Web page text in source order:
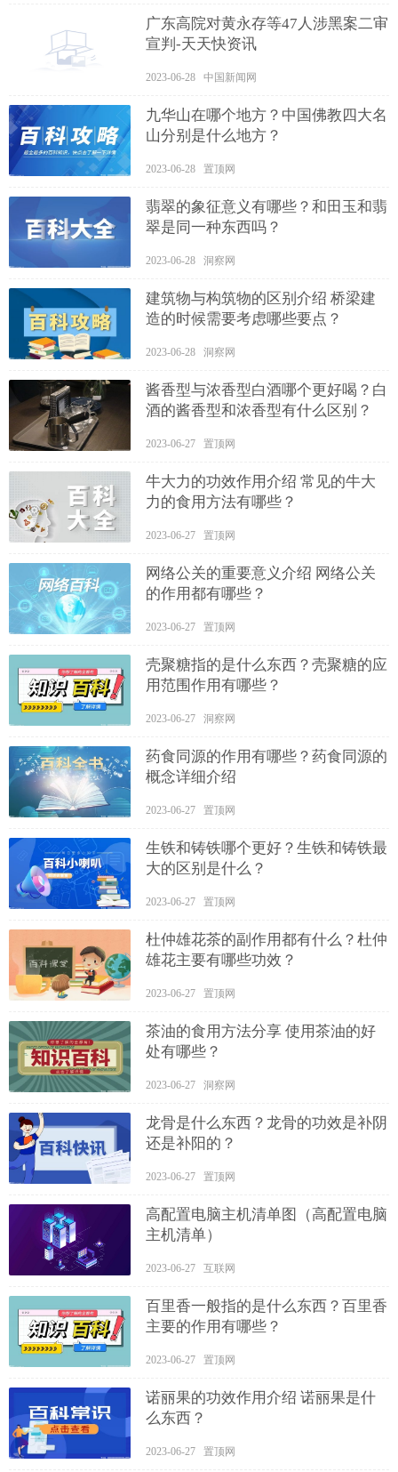
广东高院对黄永存等47人涉黑案二审
宣判-天天快资讯
2023-06-28 中国新闻网
九华山在哪个地方？中国佛教四大名
山分别是什么地方？
2023-06-28 置顶网
翡翠的象征意义有哪些？和田玉和翡
翠是同一种东西吗？
2023-06-28 洞察网
建筑物与构筑物的区别介绍 桥梁建
造的时候需要考虑哪些要点？
2023-06-28 洞察网
酱香型与浓香型白酒哪个更好喝？白
酒的酱香型和浓香型有什么区别？
2023-06-27 置顶网
牛大力的功效作用介绍 常见的牛大
力的食用方法有哪些？
2023-06-27 置顶网
网络公关的重要意义介绍 网络公关
的作用都有哪些？
2023-06-27 置顶网
壳聚糖指的是什么东西？壳聚糖的应
用范围作用有哪些？
2023-06-27 洞察网
药食同源的作用有哪些？药食同源的
概念详细介绍
2023-06-27 置顶网
生铁和铸铁哪个更好？生铁和铸铁最
大的区别是什么？
2023-06-27 置顶网
杜仲雄花茶的副作用都有什么？杜仲
雄花主要有哪些功效？
2023-06-27 置顶网
茶油的食用方法分享 使用茶油的好
处有哪些？
2023-06-27 洞察网
龙骨是什么东西？龙骨的功效是补阴
还是补阳的？
2023-06-27 置顶网
高配置电脑主机清单图（高配置电脑
主机清单）
2023-06-27 互联网
百里香一般指的是什么东西？百里香
主要的作用有哪些？
2023-06-27 置顶网
诺丽果的功效作用介绍 诺丽果是什
么东西？
2023-06-27 置顶网